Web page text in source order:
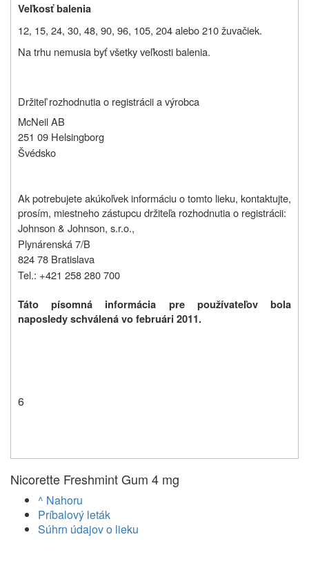
Veľkosť balenia
12, 15, 24, 30, 48, 90, 96, 105, 204 alebo 210 žuvačiek.
Na trhu nemusia byť všetky veľkosti balenia.
Držiteľ rozhodnutia o registrácii a výrobca
McNeil AB
251 09 Helsingborg
Švédsko
Ak potrebujete akúkoľvek informáciu o tomto lieku, kontaktujte,
prosím, miestneho zástupcu držiteľa rozhodnutia o registrácii:
Johnson & Johnson, s.r.o.,
Plynárenská 7/B
824 78 Bratislava
Tel.: +421 258 280 700
Táto písomná informácia pre používateľov bola
naposledy schválená vo februári 2011.
6
Nicorette Freshmint Gum 4 mg
^ Nahoru
Príbalový leták
Súhrn údajov o lieku